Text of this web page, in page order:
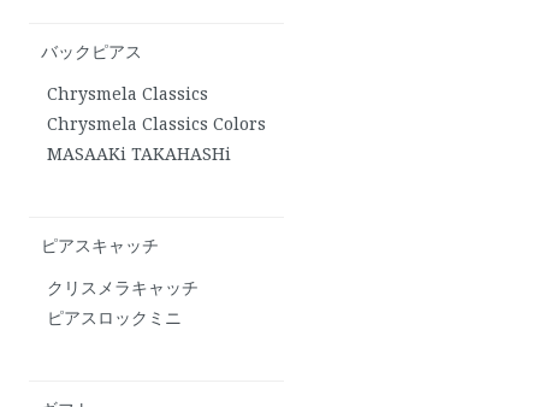
バックピアス
Chrysmela Classics
Chrysmela Classics Colors
MASAAKi TAKAHASHi
ピアスキャッチ
クリスメラキャッチ
ピアスロックミニ